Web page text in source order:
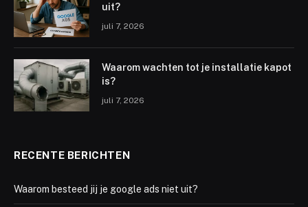
uit?
juli 7, 2026
Waarom wachten tot je installatie kapot
is?
juli 7, 2026
RECENTE BERICHTEN
Waarom besteed jij je google ads niet uit?